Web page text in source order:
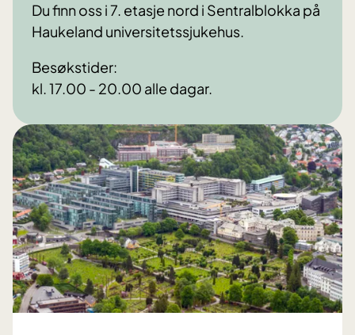
Du finn oss i 7. etasje nord i Sentralblokka på
Haukeland universitetssjukehus.
Besøkstider:
kl. 17.00 - 20.00 alle dagar.